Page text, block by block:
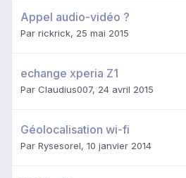
Appel audio-vidéo ?
Par rickrick, 25 mai 2015
echange xperia Z1
Par Claudius007, 24 avril 2015
Géolocalisation wi-fi
Par Rysesorel, 10 janvier 2014